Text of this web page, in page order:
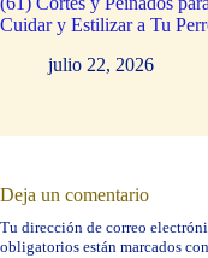
Cuidar y Estilizar a Tu
julio 22, 2026
Deja un comentario
Tu dirección de correo
obligatorios están marcados con